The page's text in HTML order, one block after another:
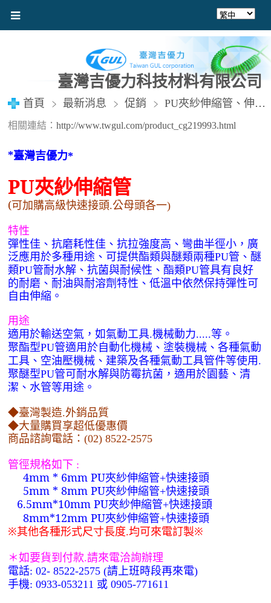
臺灣吉優力科技材料有限公司
首頁 最新消息 促銷 PU夾紗伸縮管、伸縮風管、空壓機風管 、風管、夾紗管、包紗管、高壓夾紗風管、延長風管、快速接頭
相關連結： http://www.twgul.com/product_cg219993.html
*臺灣吉優力*
PU夾紗伸縮管
(可加購高級快速接頭.公母頭各一)
特性
彈性佳、抗磨耗性佳、抗拉強度高、彎曲半徑小，廣
泛應用於多種用途、可提供酯類與醚類兩種PU管、醚
類PU管耐水解、抗菌與耐候性、酯類PU管具有良好
的耐磨、耐油與耐溶劑特性、低溫中依然保持彈性可
自由伸縮。
用途
適用於輸送空氣，如氣動工具.機械動力.....等。
聚酯型PU管適用於自動化機械、塗裝機械、各種氣動
工具、空油壓機械、建築及各種氣動工具管件等使用.
聚醚型PU管可耐水解與防霉抗菌，適用於園藝、清
潔、水管等用途。
◆臺灣製造.外銷品質
◆大量購買享超低優惠價
商品諮詢電話： (02) 8522-2575
管徑規格如下 :
4mm * 6mm PU夾紗伸縮管+快速接頭
5mm * 8mm PU夾紗伸縮管+快速接頭
6.5mm*10mm PU夾紗伸縮管+快速接頭
8mm*12mm PU夾紗伸縮管+快速接頭
※其他各種形式尺寸長度.均可來電訂製※
＊如要貨到付款.請來電洽詢辦理
電話: 02- 8522-2575 (請上班時段再來電)
手機: 0933-053211 或 0905-771611